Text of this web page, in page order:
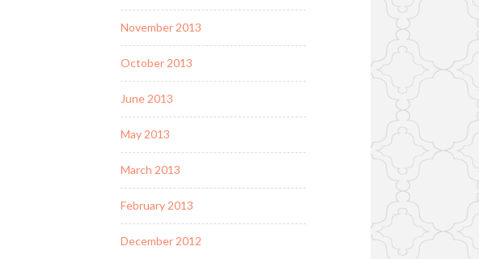
November 2013
October 2013
June 2013
May 2013
March 2013
February 2013
December 2012